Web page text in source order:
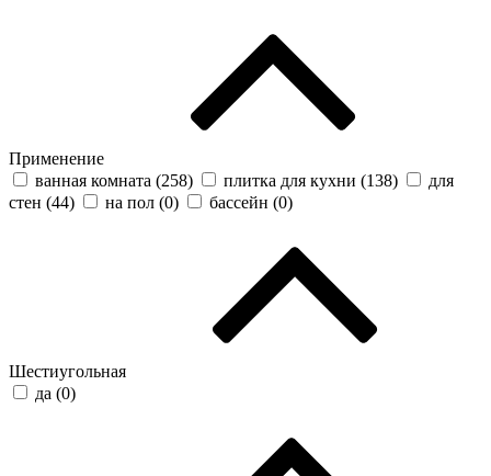
Применение
ванная комната (258) плитка для кухни (138)
для
стен (44) на пол (0) бассейн (0)
Шестиугольная
да (0)